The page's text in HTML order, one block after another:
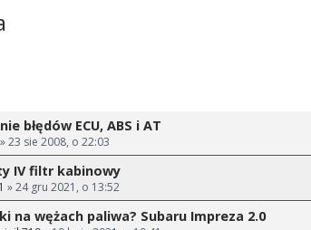
błędów ECU, ABS i AT
» 23 sie 2008, o 22:03
IV filtr kabinowy
» 24 gru 2021, o 13:52
na wężach paliwa? Subaru Impreza 2.0